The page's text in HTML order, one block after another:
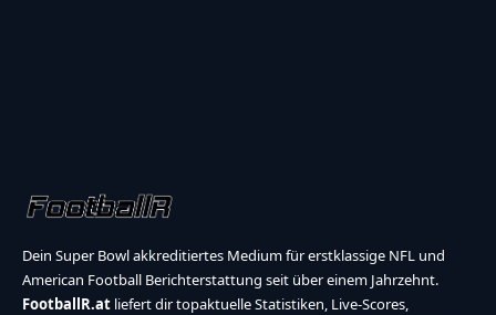
Dein Super Bowl akkreditiertes Medium für erstklassige NFL und
American Football Berichterstattung seit über einem Jahrzehnt.
FootballR.at liefert dir topaktuelle Statistiken, Live-Scores,